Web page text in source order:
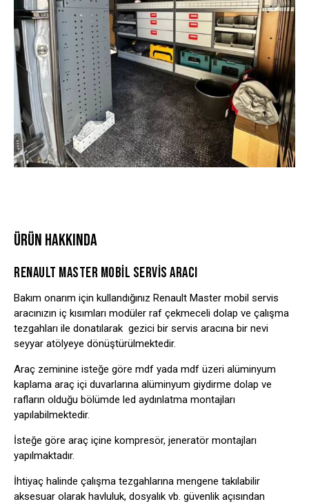
ÜRÜN HAKKINDA
RENAULT MASTER MOBIL SERVIS ARACI
Bakım onarım için kullandığınız Renault Master mobil servis
aracınızın iç kısımları modüler raf çekmeceli dolap ve çalışma
tezgahları ile donatılarak gezici bir servis aracına bir nevi
seyyar atölyeye dönüştürülmektedir.
Araç zeminine isteğe göre mdf yada mdf üzeri alüminyum
kaplama araç içi duvarlarına alüminyum giydirme dolap ve
rafların olduğu bölümde led aydınlatma montajları
yapılabilmektedir.
İsteğe göre araç içine kompresör, jeneratör montajları
yapılmaktadır.
İhtiyaç halinde çalışma tezgahlarına mengene takılabilir
aksesuar olarak havluluk, dosyalık vb. güvenlik açısından